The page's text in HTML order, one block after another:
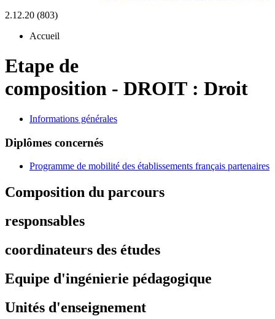
2.12.20 (803)
Accueil
Etape de
composition - DROIT : Droit
Informations générales
Diplômes concernés
Programme de mobilité des établissements français partenaires
Composition du parcours
responsables
coordinateurs des études
Equipe d'ingénierie pédagogique
Unités d'enseignement